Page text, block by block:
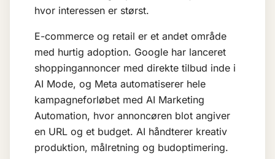
hvor interessen er størst.
E-commerce og retail er et andet område
med hurtig adoption. Google har lanceret
shoppingannoncer med direkte tilbud inde i
AI Mode, og Meta automatiserer hele
kampagneforløbet med AI Marketing
Automation, hvor annoncøren blot angiver
en URL og et budget. AI håndterer kreativ
produktion, målretning og budoptimering.